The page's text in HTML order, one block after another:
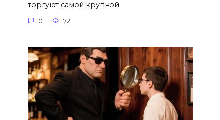
торгуют самой крупной
0 72